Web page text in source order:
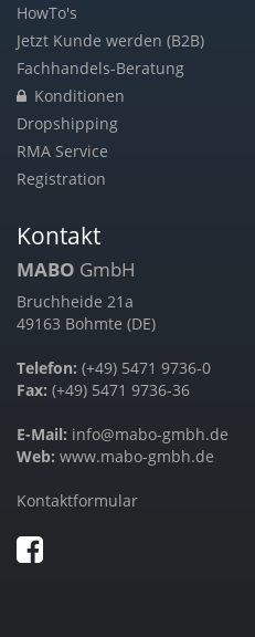
HowTo's
Jetzt Kunde werden (B2B)
Fachhandels-Beratung
Konditionen
Dropshipping
RMA Service
Registration
Kontakt
MABO GmbH
Bruchheide 21a
49163 Bohmte (DE)
Telefon: (+49) 5471 9736-0
Fax: (+49) 5471 9736-36
E-Mail: info@mabo-gmbh.de
Web: www.mabo-gmbh.de
Kontaktformular